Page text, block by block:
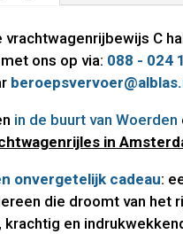
vrachtwagenrijbewijs C
ons op via: 088 - 024
in de buurt van Woerden
in
onvergetelijk cadeau:
die droomt van het
en